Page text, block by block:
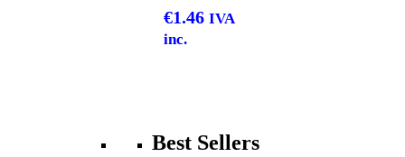
€1.46 IVA
inc.
Best Sellers